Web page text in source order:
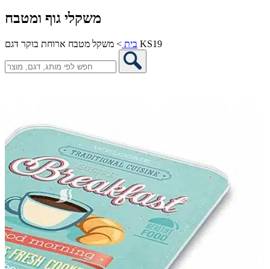
משקלי גוף ומטבח
בית > משקל מטבח ארוחת בוקר דגם KS19